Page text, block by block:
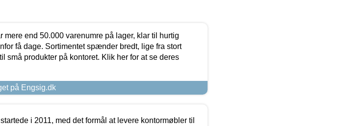
mere end 50.000 varenumre på lager, klar til hurtig
få dage. Sortimentet spænder bredt, lige fra stort
små produkter på kontoret. Klik her for at se deres
på Engsig.dk
i 2011, med det formål at levere kontormøbler til